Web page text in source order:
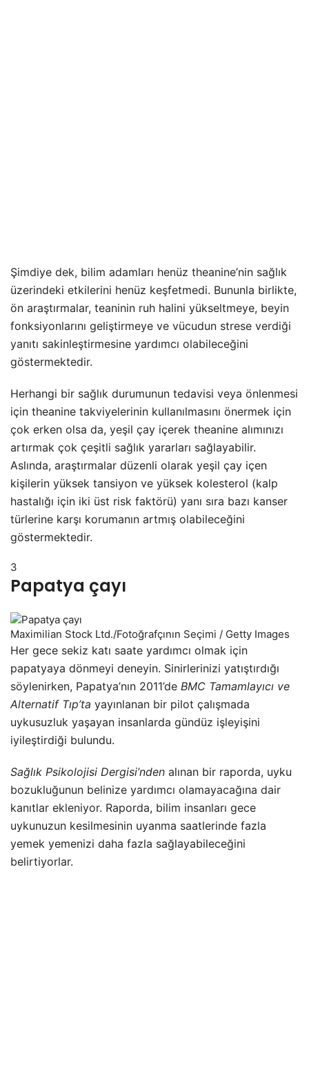
Şimdiye dek, bilim adamları henüz theanine’nin sağlık
üzerindeki etkilerini henüz keşfetmedi. Bununla birlikte,
ön araştırmalar, teaninin ruh halini yükseltmeye, beyin
fonksiyonlarını geliştirmeye ve vücudun strese verdiği
yanıtı sakinleştirmesine yardımcı olabileceğini
göstermektedir.
Herhangi bir sağlık durumunun tedavisi veya önlenmesi
için theanine takviyelerinin kullanılmasını önermek için
çok erken olsa da, yeşil çay içerek theanine alımınızı
artırmak çok çeşitli sağlık yararları sağlayabilir.
Aslında, araştırmalar düzenli olarak yeşil çay içen
kişilerin yüksek tansiyon ve yüksek kolesterol (kalp
hastalığı için iki üst risk faktörü) yanı sıra bazı kanser
türlerine karşı korumanın artmış olabileceğini
göstermektedir.
3
Papatya çayı
Maximilian Stock Ltd./Fotoğrafçının Seçimi / Getty Images
Her gece sekiz katı saate yardımcı olmak için
papatyaya dönmeyi deneyin. Sinirlerinizi yatıştırdığı
söylenirken, Papatya’nın 2011’de BMC Tamamlayıcı ve
Alternatif Tıp’ta yayınlanan bir pilot çalışmada
uykusuzluk yaşayan insanlarda gündüz işleyişini
iyileştirdiği bulundu.
Sağlık Psikolojisi Dergisi’nden alınan bir raporda, uyku
bozukluğunun belinize yardımcı olamayacağına dair
kanıtlar ekleniyor. Raporda, bilim insanları gece
uykunuzun kesilmesinin uyanma saatlerinde fazla
yemek yemenizi daha fazla sağlayabileceğini
belirtiyorlar.